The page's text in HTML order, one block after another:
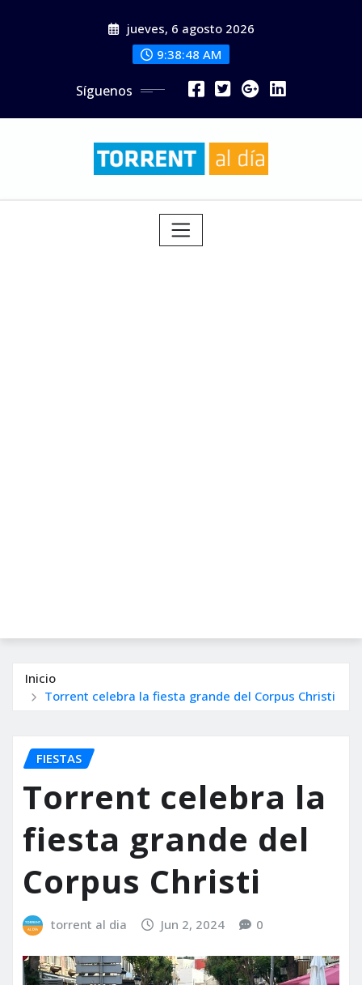
jueves, 6 agosto 2026
9:38:50 AM
Síguenos
Inicio
Torrent celebra la fiesta grande del Corpus Christi
FIESTAS
Torrent celebra la
fiesta grande del
Corpus Christi
torrent al dia Jun 2, 2024 0